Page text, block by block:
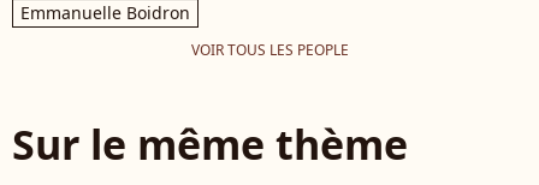
Emmanuelle Boidron
VOIR TOUS LES PEOPLE
Sur le même thème